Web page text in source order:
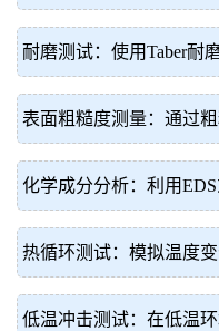
耐磨测试：使用Taber耐
表面粗糙度测量：通过
化学成分分析：利用EDS
热循环测试：模拟温度变
低温冲击测试：在低温